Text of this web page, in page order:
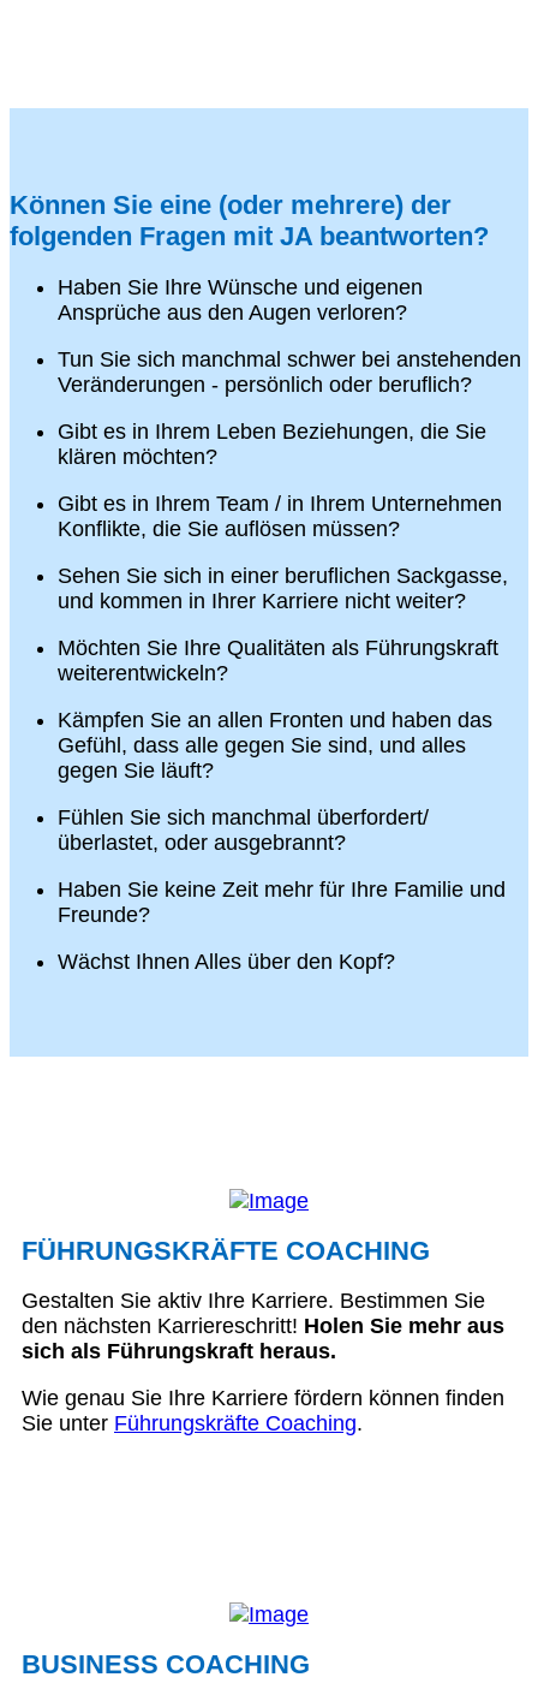
Können Sie eine (oder mehrere) der
folgenden Fragen mit JA beantworten?
Haben Sie Ihre Wünsche und eigenen
Ansprüche aus den Augen verloren?
Tun Sie sich manchmal schwer bei anstehenden
Veränderungen - persönlich oder beruflich?
Gibt es in Ihrem Leben Beziehungen, die Sie
klären möchten?
Gibt es in Ihrem Team / in Ihrem Unternehmen
Konflikte, die Sie auflösen müssen?
Sehen Sie sich in einer beruflichen Sackgasse,
und kommen in Ihrer Karriere nicht weiter?
Möchten Sie Ihre Qualitäten als Führungskraft
weiterentwickeln?
Kämpfen Sie an allen Fronten und haben das
Gefühl, dass alle gegen Sie sind, und alles
gegen Sie läuft?
Fühlen Sie sich manchmal überfordert/
überlastet, oder ausgebrannt?
Haben Sie keine Zeit mehr für Ihre Familie und
Freunde?
Wächst Ihnen Alles über den Kopf?
FÜHRUNGSKRÄFTE COACHING
Gestalten Sie aktiv Ihre Karriere. Bestimmen Sie
den nächsten Karriereschritt! Holen Sie mehr aus
sich als Führungskraft heraus.
Wie genau Sie Ihre Karriere fördern können finden
Sie unter Führungskräfte Coaching.
BUSINESS COACHING